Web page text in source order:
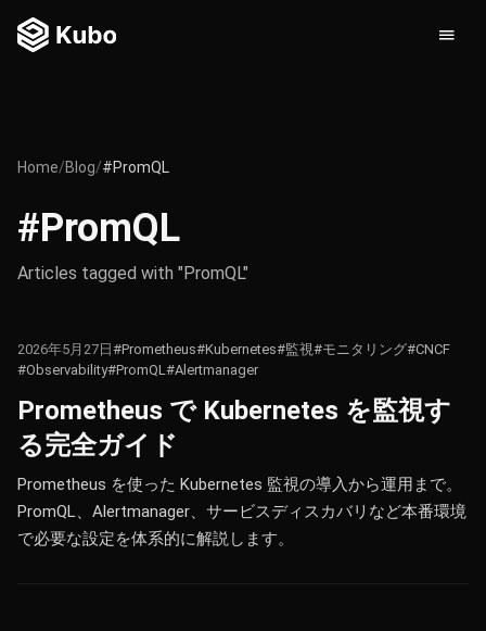
Home/Blog/#PromQL
#PromQL
Articles tagged with "PromQL"
2026年5月27日 #Prometheus#Kubernetes#監視#モニタリング#CNCF
#Observability#PromQL#Alertmanager
Prometheus で Kubernetes を監視す
る完全ガイド
Prometheus を使った Kubernetes 監視の導入から運用まで。
PromQL、Alertmanager、サービスディスカバリなど本番環境
で必要な設定を体系的に解説します。